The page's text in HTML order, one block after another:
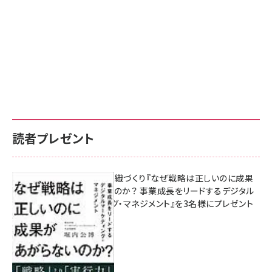
読者プレゼント
成果を生む組織づくり『なぜ戦略は正しいのに成果
があがらないのか？ 事業成長をリードするデジタル
マーケティング・マネジメント』を3名様にプレゼント
8月7日 10:00